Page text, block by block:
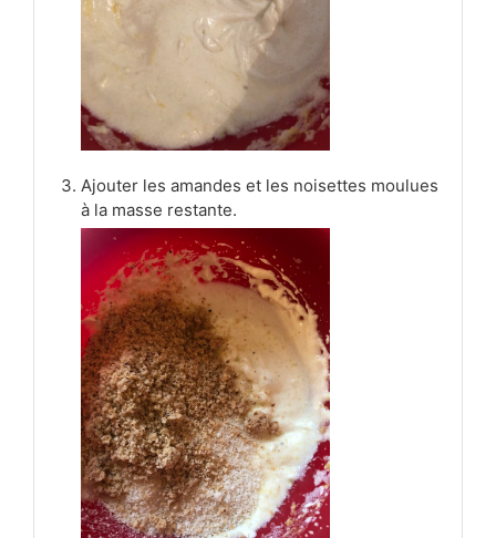
Ajouter les amandes et les noisettes moulues
à la masse restante.